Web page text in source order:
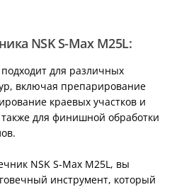
NSK S-Max M25L:
для различных
включая препарирование
краевых участков и
для финишной обработки
NSK S-Max M25L, вы
инструмент, который